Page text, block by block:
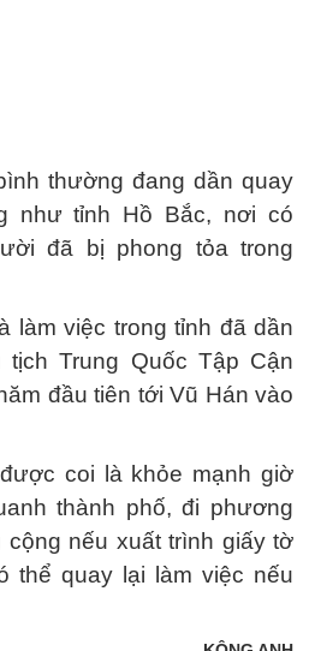
thường đang dần quay
như tỉnh Hồ Bắc, nơi có
đã bị phong tỏa trong
làm việc trong tỉnh đã dần
Trung Quốc Tập Cận
đầu tiên tới Vũ Hán vào
coi là khỏe mạnh giờ
thành phố, đi phương
cộng nếu xuất trình giấy tờ
thể quay lại làm việc nếu